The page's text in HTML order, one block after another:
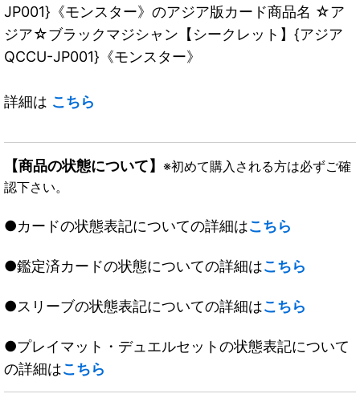
JP001}《モンスター》のアジア版カード商品名 ☆ア
ジア☆ブラックマジシャン【シークレット】{アジア
QCCU-JP001}《モンスター》
詳細は こちら
【商品の状態について】 ※初めて購入される方は必ずご確
認下さい。
●カードの状態表記についての詳細はこちら
●鑑定済カードの状態についての詳細はこちら
●スリーブの状態表記についての詳細はこちら
●プレイマット・デュエルセットの状態表記について
の詳細はこちら